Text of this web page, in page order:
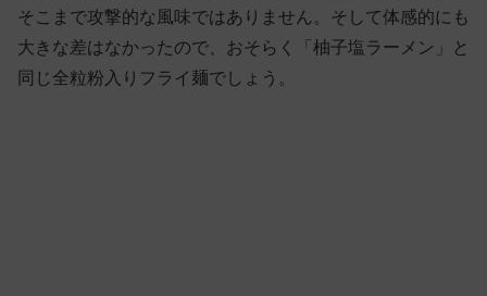
そこまで攻撃的な風味ではありません。そして体感的にも
大きな差はなかったので、おそらく「柚子塩ラーメン」と
同じ全粒粉入りフライ麺でしょう。